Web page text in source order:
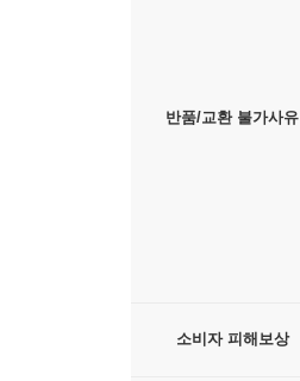
반품/교환 불가사유
소비자 피해보상